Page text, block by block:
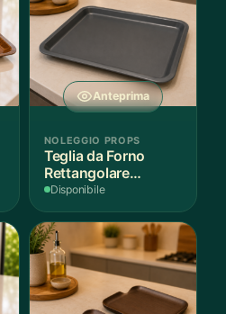
Anteprima
NOLEGGIO PROPS
Teglia da Forno
Rettangolare
Antiaderente
Disponibile